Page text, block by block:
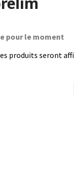
pour le moment
produits seront